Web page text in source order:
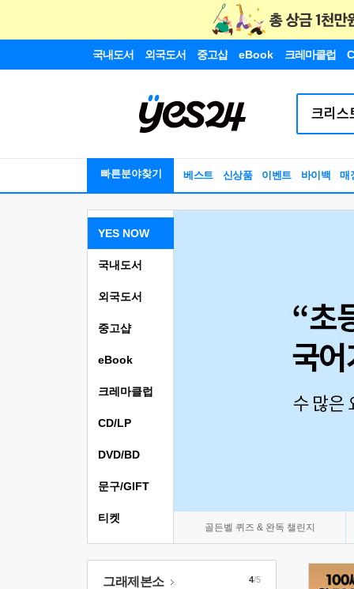
국내도서 외국도서 중고샵 eBook 크레마클럽
빠른분야찾기 베스트 신상품 이벤트 바이백 매
YES NOW
골든벨 퀴즈 & 완독 챌린지
국내도서
외국도서
중고샵
eBook
크레마클럽
CD/LP
DVD/BD
문구/GIFT
티켓
그래제본소 4/5